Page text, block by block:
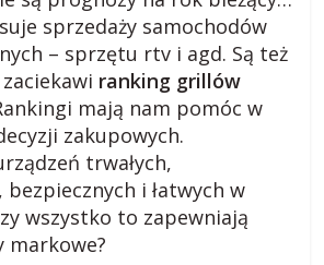
sprzedaży samochodów
– sprzętu rtv i agd. Są też
ranking grillów
mają nam pomóc w
zakupowych.
trwałych,
bezpiecznych i łatwych w
wszystko to zapewniają